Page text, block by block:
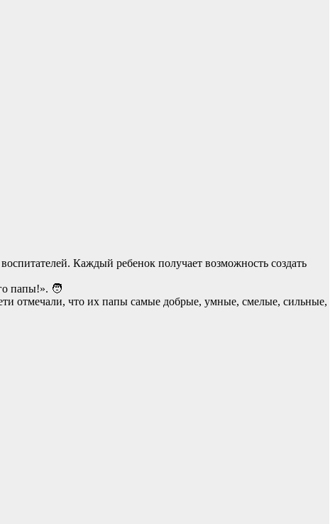
Каждый ребенок получает возможность создать
папы!». 🧑
отмечали, что их папы самые добрые, умные, смелые, сильные,